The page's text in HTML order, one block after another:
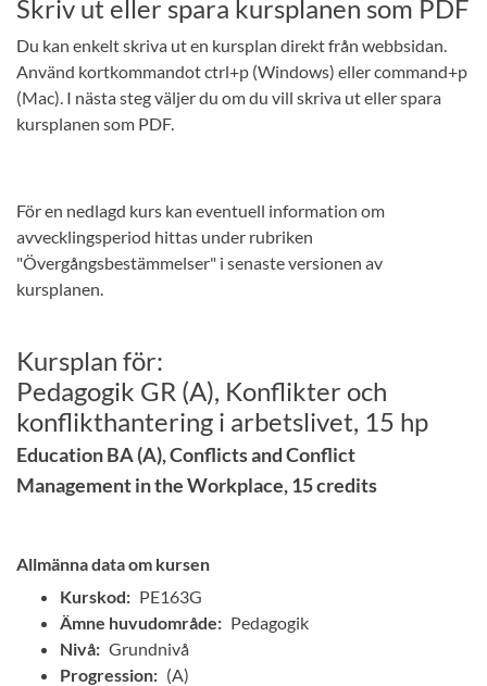
Skriv ut eller spara kursplanen som PDF
Du kan enkelt skriva ut en kursplan direkt från webbsidan.
Använd kortkommandot ctrl+p (Windows) eller command+p
(Mac). I nästa steg väljer du om du vill skriva ut eller spara
kursplanen som PDF.
För en nedlagd kurs kan eventuell information om
avvecklingsperiod hittas under rubriken
"Övergångsbestämmelser" i senaste versionen av
kursplanen.
Kursplan för:
Pedagogik GR (A), Konflikter och
konflikthantering i arbetslivet, 15 hp
Education BA (A), Conflicts and Conflict
Management in the Workplace, 15 credits
Allmänna data om kursen
Kurskod: PE163G
Ämne huvudområde: Pedagogik
Nivå: Grundnivå
Progression: (A)